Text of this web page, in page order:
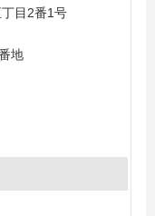
目2番1号
地